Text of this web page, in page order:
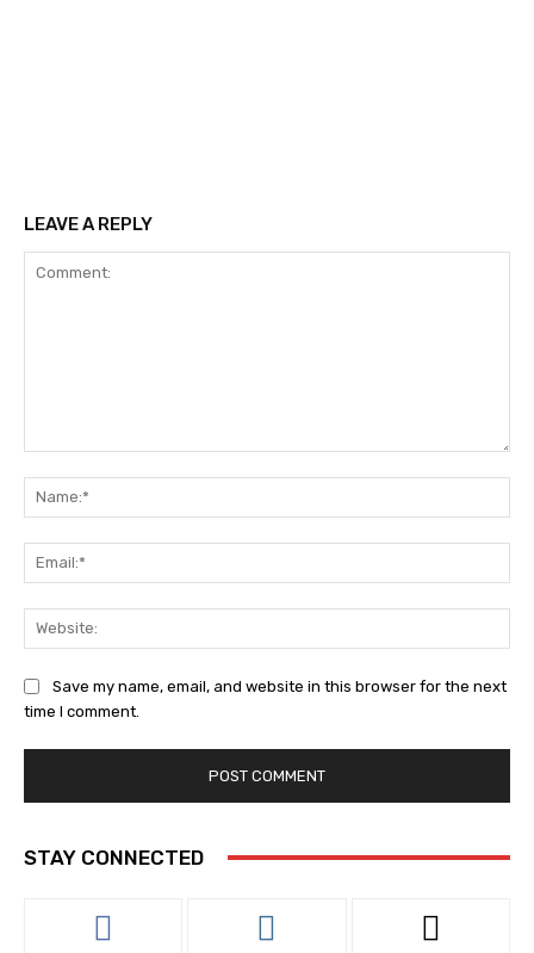
LEAVE A REPLY
Save my name, email, and website in this browser for the next
time I comment.
STAY CONNECTED